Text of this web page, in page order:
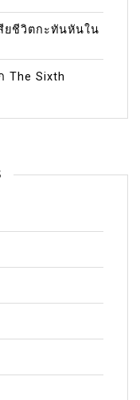
ยชีวิตกะทันหันใน
The Sixth